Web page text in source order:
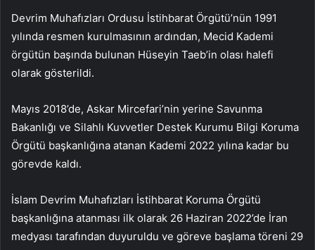
Devrim Muhafızları Ordusu İstihbarat Örgütü’nün 1991
yılında resmen kurulmasının ardından, Mecid Kademi
örgütün başında bulunan Hüseyin Taeb’in olası halefi
olarak gösterildi.
Mayıs 2018’de, Askar Mircefari’nin yerine Savunma
Bakanlığı ve Silahlı Kuvvetler Destek Kurumu Bilgi Koruma
Örgütü başkanlığına atanan Kademi 2022 yılına kadar bu
görevde kaldı.
İslam Devrim Muhafızları İstihbarat Koruma Örgütü
başkanlığına atanması ilk olarak 26 Haziran 2022’de İran
medyası tarafından duyuruldu ve göreve başlama töreni 29